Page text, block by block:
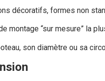
décoratifs, formes non
montage “sur mesure” la
son diamètre ou sa